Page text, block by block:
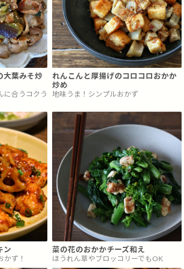
大葉みそ炒
に合うコクう
れんこんと厚揚げのコロコロおかか
炒め
地味うま！シンプルおかず
ン
かず！
菜の花のおかかチーズ和え
ほうれん草やブロッコリーでもOK